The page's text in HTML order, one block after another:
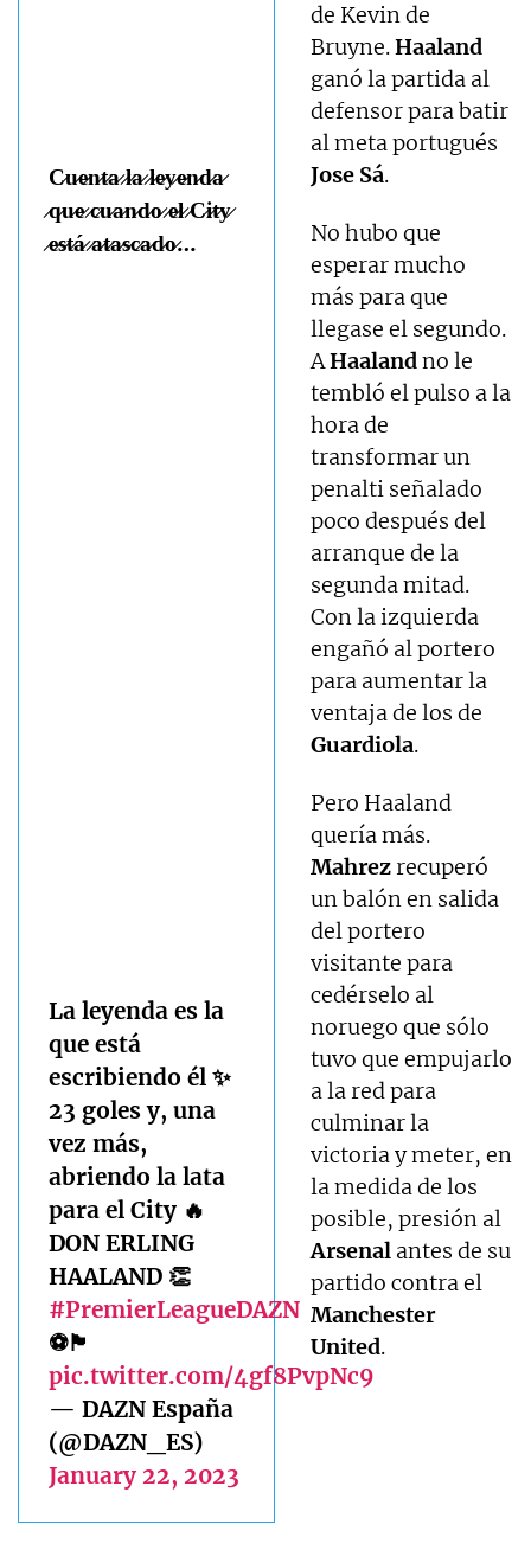
C̷u̷e̷n̷t̷a̷ ̷l̷a̷ ̷l̷e̷y̷e̷n̷d̷a̷
̷q̷u̷e̷ ̷c̷u̷a̷n̷d̷o̷ ̷e̷l̷ ̷C̷i̷t̷y̷
̷e̷s̷t̷á̷ ̷a̷t̷a̷s̷c̷a̷d̷o̷…
La leyenda es la
que está
escribiendo él ✨
23 goles y, una
vez más,
abriendo la lata
para el City 🔥
DON ERLING
HAALAND 👏
#PremierLeagueDAZN
⚽🏴󠁧󠁢󠁥󠁮󠁧󠁿
pic.twitter.com/4gf8PvpNc9
— DAZN España
(@DAZN_ES)
January 22, 2023
de Kevin de
Bruyne.Haaland
ganó la partida al
defensor para batir
al meta portugués
Jose Sá.
No hubo que
esperar mucho
más para que
llegase el segundo.
AHaalandno le
tembló el pulso a la
hora de
transformar un
penalti señalado
poco después del
arranque de la
segunda mitad.
Con la izquierda
engañó al portero
para aumentar la
ventaja de los de
Guardiola.
Pero Haaland
quería más.
Mahrezrecuperó
un balón en salida
del portero
visitante para
cedérselo al
noruego que sólo
tuvo que empujarlo
a la red para
culminar la
victoria y meter, en
la medida de los
posible, presión al
Arsenal antes de su
partido contra el
Manchester
United.